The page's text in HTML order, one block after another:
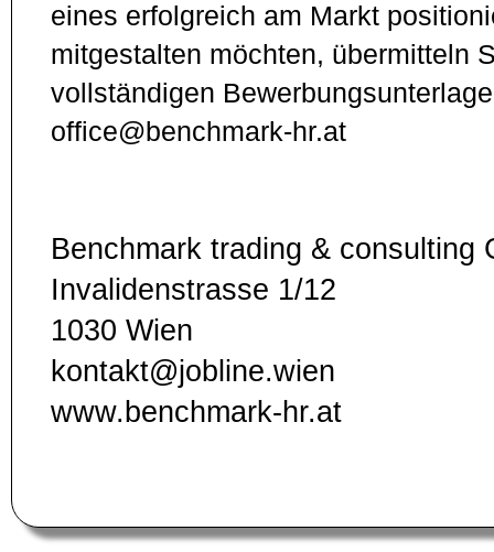
eines erfolgreich am Markt
mitgestalten möchten, übermitteln
vollständigen
office@benchmark-hr.at
Benchmark trading & consulting
Invalidenstrasse 1/12
1030 Wien
kontakt@jobline.wien
www.benchmark-hr.at